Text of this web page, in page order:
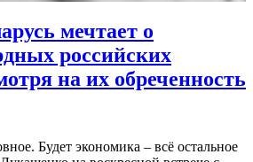
мечтает о
российских
на их обреченность
Будет экономика – всё остальное